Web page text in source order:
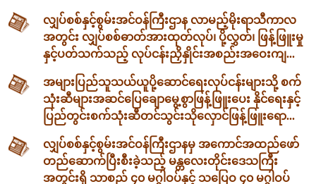
လျှပ်စစ်နှင့်စွမ်းအင်ဝန်ကြီးဌာန လာမည့်မိုးရာသီကာလ
အတွင်း လျှပ်စစ်ဓာတ်အားထုတ်လုပ်၊ ပို့လွှတ်၊ ဖြန့်ဖြူးမှု
နှင့်ပတ်သက်သည့် လုပ်ငန်းညှိနှိုင်းအစည်းအဝေးကျ...
အများပြည်သူသယ်ယူပို့ဆောင်ရေးလုပ်ငန်းများသို့ စက်
သုံးဆီများအဆင်ပြေချောမွေ့စွာဖြန့်ဖြူးပေး နိုင်ရေးနှင့်
ပြည်တွင်းစက်သုံးဆီတင်သွင်းသိုလှောင်ဖြန့်ဖြူးရော...
လျှပ်စစ်နှင့်စွမ်းအင်ဝန်ကြီးဌာနမှ အကောင်အထည်ဖော်
တည်ဆောက်ပြီးစီးခဲ့သည့် မန္တလေးတိုင်းဒေသကြီး
အတွင်းရှိ သာစည် ၄၀ မဂ္ဂါဝပ်နှင့် သပြေဝ ၄၀ မဂ္ဂါဝပ်